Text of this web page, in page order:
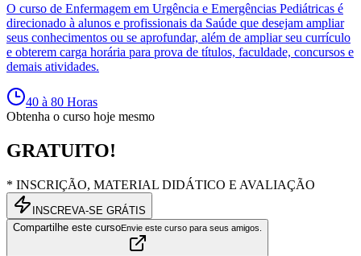
O curso de Enfermagem em Urgência e Emergências Pediátricas é
direcionado à alunos e profissionais da Saúde que desejam ampliar
seus conhecimentos ou se aprofundar, além de ampliar seu currículo
e obterem carga horária para prova de títulos, faculdade, concursos e
demais atividades.
40 à 80 Horas
Obtenha o curso hoje mesmo
GRATUITO!
* INSCRIÇÃO, MATERIAL DIDÁTICO E AVALIAÇÃO
INSCREVA-SE GRÁTIS
Compartilhe este cursoEnvie este curso para seus amigos.